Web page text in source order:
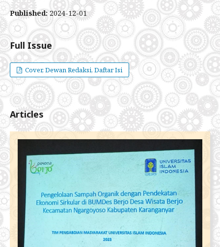
Published:2024-12-01
Full Issue
Cover, Dewan Redaksi, Daftar Isi
Articles